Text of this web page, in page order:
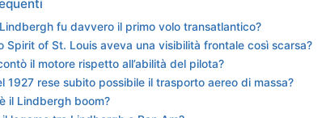
fu davvero il primo volo transatlantico?
Spirit of St. Louis aveva una visibilità frontale così scarsa?
il motore rispetto all’abilità del pilota?
1927 rese subito possibile il trasporto aereo di massa?
il Lindbergh boom?